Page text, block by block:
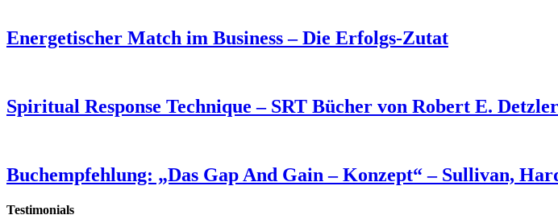
Energetischer Match im Business – Die Erfolgs-Zutat
Spiritual Response Technique – SRT Bücher von Robert E. Detzler
Buchempfehlung: „Das Gap And Gain – Konzept“ – Sullivan,
Testimonials